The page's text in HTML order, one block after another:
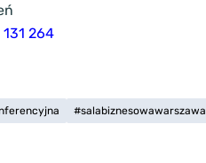
264
#salabiznesowawarszawa